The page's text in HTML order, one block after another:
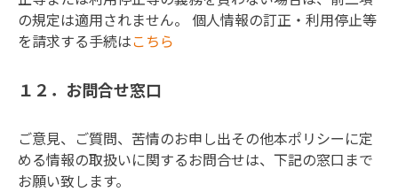
の規定は適用されません。 個人情報の訂正・利用停止等
を請求する手続はこちら
１２．お問合せ窓口
ご意見、ご質問、苦情のお申し出その他本ポリシーに定
める情報の取扱いに関するお問合せは、下記の窓口まで
お願い致します。